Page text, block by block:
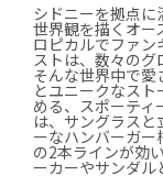
シドニーを拠点
世界観を描くオー
ロピカルでファン
ストは、数々のグ
そんな世界中で
とユニークなス
める、スポーテ
は、サングラス
ーなハンバーガー
の2本ラインが効
ーカーやサンダル